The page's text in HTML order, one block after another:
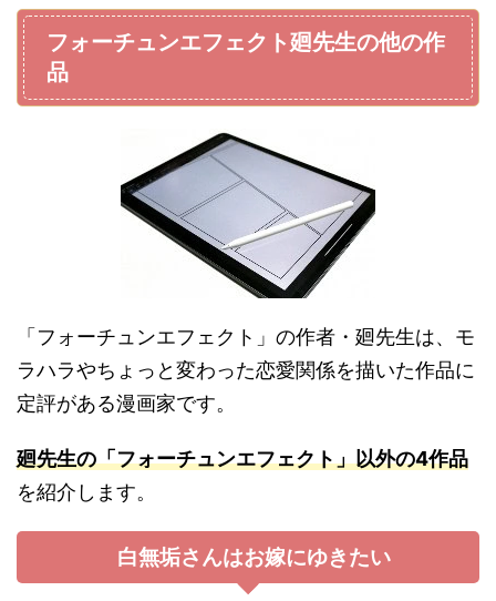
フォーチュンエフェクト廻先生の他の作
品
「フォーチュンエフェクト」の作者・廻先生は、モ
ラハラやちょっと変わった恋愛関係を描いた作品に
定評がある漫画家です。
廻先生の「フォーチュンエフェクト」以外の4作品
を紹介します。
白無垢さんはお嫁にゆきたい